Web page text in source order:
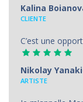
Kalina
CLIENTE
C’est une
Nikolay
ARTISTE